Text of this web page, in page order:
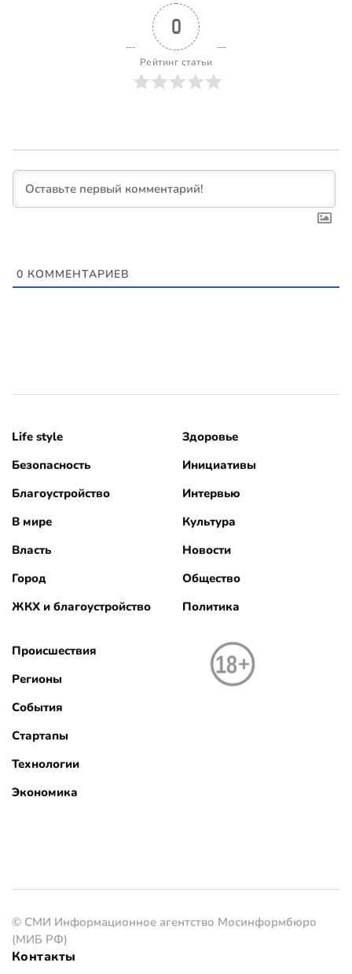
0
Рейтинг статьи
0 КОММЕНТАРИЕВ
Life style
Безопасность
Благоустройство
В мире
Власть
Город
ЖКХ и благоустройство
Здоровье
Инициативы
Интервью
Культура
Новости
Общество
Политика
Происшествия
Регионы
События
Стартапы
Технологии
Экономика
© СМИ Информационное агентство Мосинформбюро
(МИБ РФ)
Контакты